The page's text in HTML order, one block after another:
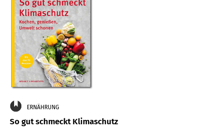
ERNÄHRUNG
So gut schmeckt Klimaschutz